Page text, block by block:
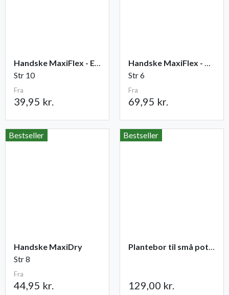
Handske MaxiFlex - Elite
Str 10
Fra
39,95 kr.
Handske MaxiFlex - Cut
Str 6
Fra
69,95 kr.
Bestseller
Handske MaxiDry
Str 8
Fra
44,95 kr.
Bestseller
Plantebor til små potter
129,00 kr.